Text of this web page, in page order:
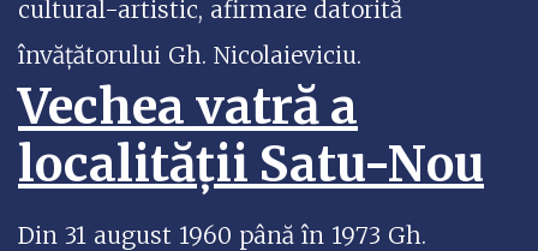
cultural-artistic, afirmare datorită
învățătorului Gh. Nicolaieviciu.
Vechea vatră a
localității Satu-Nou
Din 31 august 1960 până în 1973 Gh.